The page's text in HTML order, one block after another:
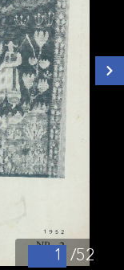
/52